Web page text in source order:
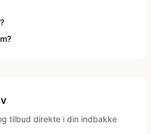
tilbud direkte i din indbakke